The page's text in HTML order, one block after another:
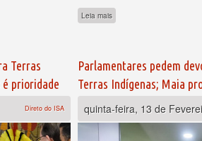
Leia mais
Terras
é prioridade
Direto do ISA
Parlamentares pedem
Terras Indígenas; Maia
quinta-feira, 13 de